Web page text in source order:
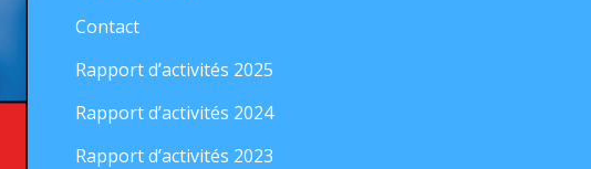
Contact
Rapport d’activités 2025
Rapport d’activités 2024
Rapport d’activités 2023